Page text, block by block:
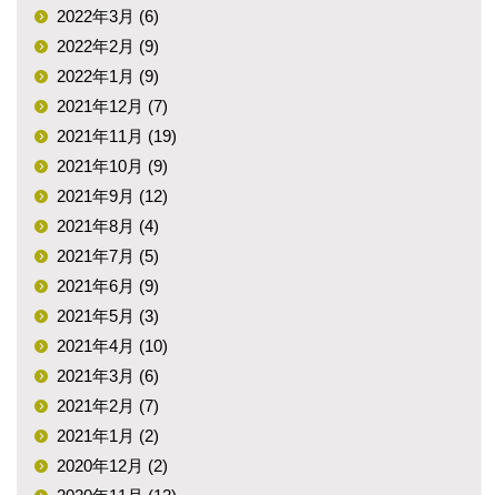
2022年3月 (6)
2022年2月 (9)
2022年1月 (9)
2021年12月 (7)
2021年11月 (19)
2021年10月 (9)
2021年9月 (12)
2021年8月 (4)
2021年7月 (5)
2021年6月 (9)
2021年5月 (3)
2021年4月 (10)
2021年3月 (6)
2021年2月 (7)
2021年1月 (2)
2020年12月 (2)